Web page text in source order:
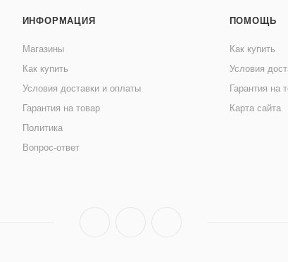
ИНФОРМАЦИЯ
Магазины
Как купить
Условия доставки и оплаты
Гарантия на товар
Политика
Вопрос-ответ
ПОМОЩЬ
Как купить
Условия
Гарантия на
Карта сайта